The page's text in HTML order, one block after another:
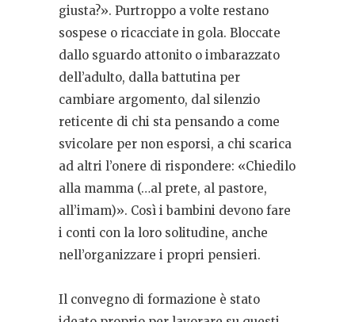
giusta?». Purtroppo a volte restano
sospese o ricacciate in gola. Bloccate
dallo sguardo attonito o imbarazzato
dell’adulto, dalla battutina per
cambiare argomento, dal silenzio
reticente di chi sta pensando a come
svicolare per non esporsi, a chi scarica
ad altri l’onere di rispondere: «Chiedilo
alla mamma (…al prete, al pastore,
all’imam)». Così i bambini devono fare
i conti con la loro solitudine, anche
nell’organizzare i propri pensieri.
Il convegno di formazione è stato